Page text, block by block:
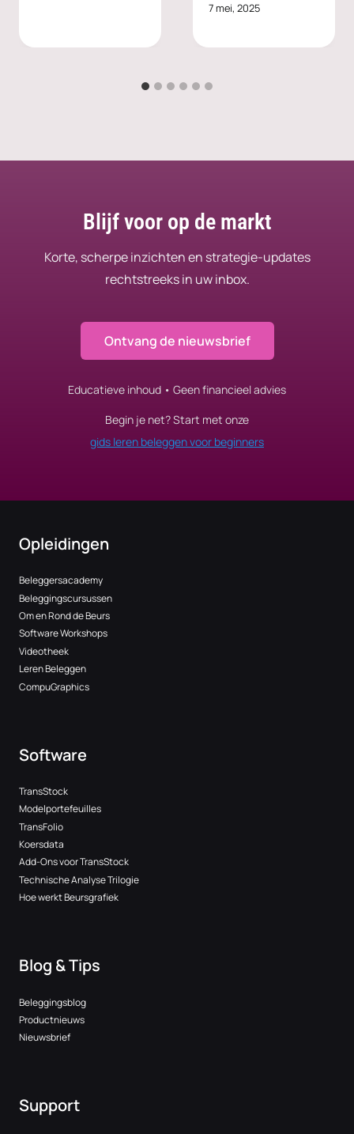
7 mei, 2025
Blijf voor op de markt
Korte, scherpe inzichten en strategie-updates
rechtstreeks in uw inbox.
Ontvang de nieuwsbrief
Educatieve inhoud • Geen financieel advies
Begin je net? Start met onze
gids leren beleggen voor beginners
Opleidingen
Beleggersacademy
Beleggingscursussen
Om en Rond de Beurs
Software Workshops
Videotheek
Leren Beleggen
CompuGraphics
Software
TransStock
Modelportefeuilles
TransFolio
Koersdata
Add-Ons voor TransStock
Technische Analyse Trilogie
Hoe werkt Beursgrafiek
Blog & Tips
Beleggingsblog
Productnieuws
Nieuwsbrief
Support